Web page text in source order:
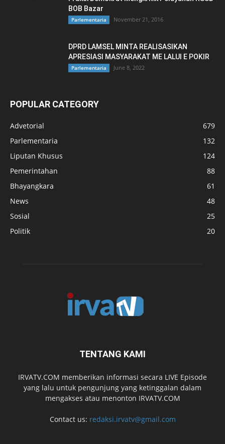
BOB Bazar
Parlementaria November 21, 2016
DPRD LAMSEL MINTA REALISASIKAN
APRESIASI MASYARAKAT ME LALUI E POKIR
Parlementaria June 8, 2022
POPULAR CATEGORY
Advetorial
679
Parlementaria
132
Liputan Khusus
124
Pemerintahan
88
Bhayangkara
61
News
48
Sosial
25
Politik
20
TENTANG KAMI
IRVATV.COM memberikan informasi secara LIVE Episode
yang lalu untuk pengunjung yang ketinggalan dalam
mengakses atau menonton IRVATV.COM
Contact us: redaksi.irvatv@gmail.com